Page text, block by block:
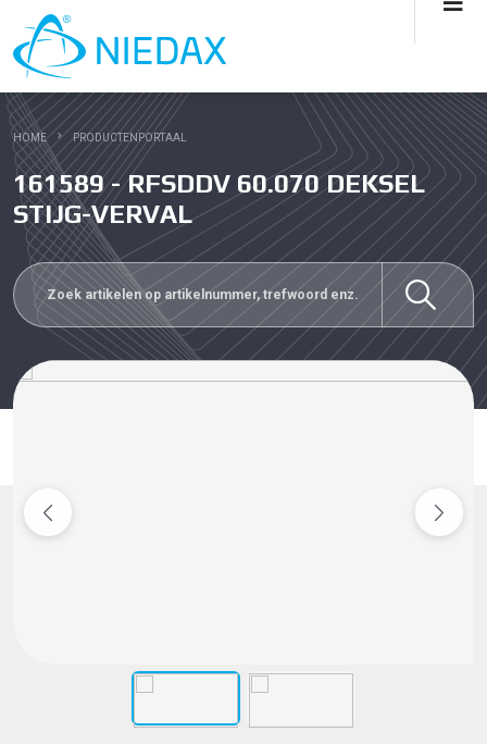
HOME PRODUCTENPORTAAL
161589 - RFSDDV 60.070 DEKSEL
STIJG-VERVAL